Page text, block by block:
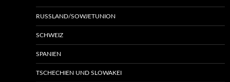
RUSSLAND/SOWJETUNION
SCHWEIZ
SPANIEN
TSCHECHIEN UND SLOWAKEI